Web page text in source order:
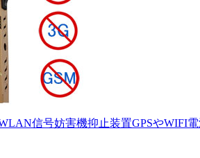
信号妨害機抑止装置GPSやWIFI